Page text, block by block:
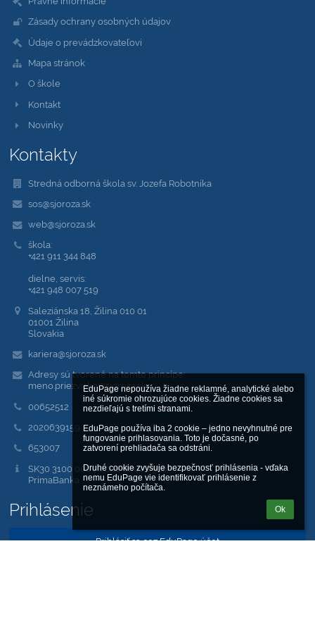
EduPage nepoužíva žiadne reklamné, analytické alebo
iné súkromie ohrozujúce cookies. Žiadne cookies sa
nezdieľajú s tretími stranami.
EduPage používa iba 2 cookie – jedno nevyhnutné pre
fungovanie prihlasovania. Toto je dočasné, po
zatvorení prehliadača sa odstráni.
Druhé cookie zvyšuje bezpečnosť prihlásenia - vďaka
nemu EduPage vie identifikovať prihlásenie z
neznámeho počítača.
Ok
Zásady ochrany osobných údajov
Údaje o prevádzkovateľovi
Mapa stránok
O škole
Kontakt
Novinky
Kontakty
Stredná odborná škola sv. Jozefa Robotníka
sos@sjoroza.sk
web@sjoroza.sk
škola:
+421 911 344 848
dielne, servis:
+421 948 007 519
Saleziánska 18, Žilina 010 01
01001 Žilina
Slovakia
kariera@sjoroza.sk
Adresy sú tvorené na tomto princípe:
meno.priezvisko@sjoroza.sk
00652512
2020639159
653007
SK30 3100 0000 0042 6002 6918
PrimaBanka
Prihlásenie
Prihlásiť sa cez EduPage účet